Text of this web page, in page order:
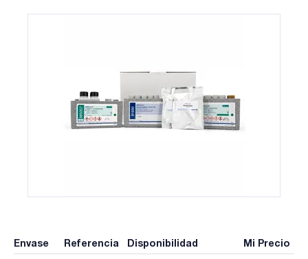
Envase Referencia Disponibilidad Mi Precio